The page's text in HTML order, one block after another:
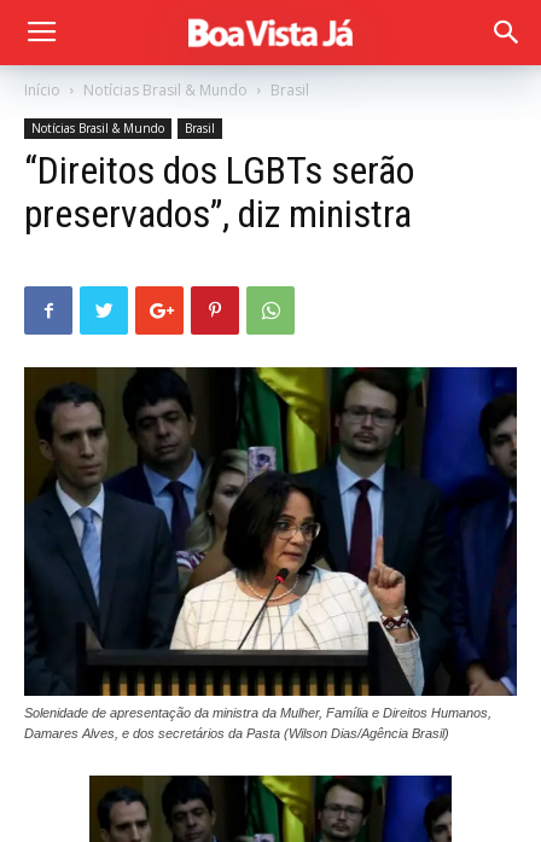
Início Notícias Brasil & Mundo Brasil
Notícias Brasil & Mundo Brasil
“Direitos dos LGBTs serão
preservados”, diz ministra
Solenidade de apresentação da ministra da Mulher, Família e Direitos Humanos,
Damares Alves, e dos secretários da Pasta (Wilson Dias/Agência Brasil)